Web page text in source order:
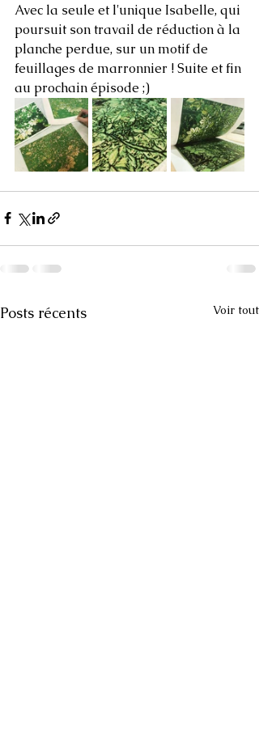
Avec la seule et l'unique Isabelle, qui
poursuit son travail de réduction à la
planche perdue, sur un motif de
feuillages de marronnier ! Suite et fin
au prochain épisode ;)
Posts récents Voir tout